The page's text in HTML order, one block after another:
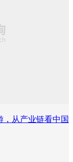
，从产业链看中国